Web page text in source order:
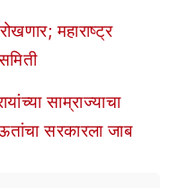
महाराष्ट्र
साम्राज्याचा
सरकारला जाब